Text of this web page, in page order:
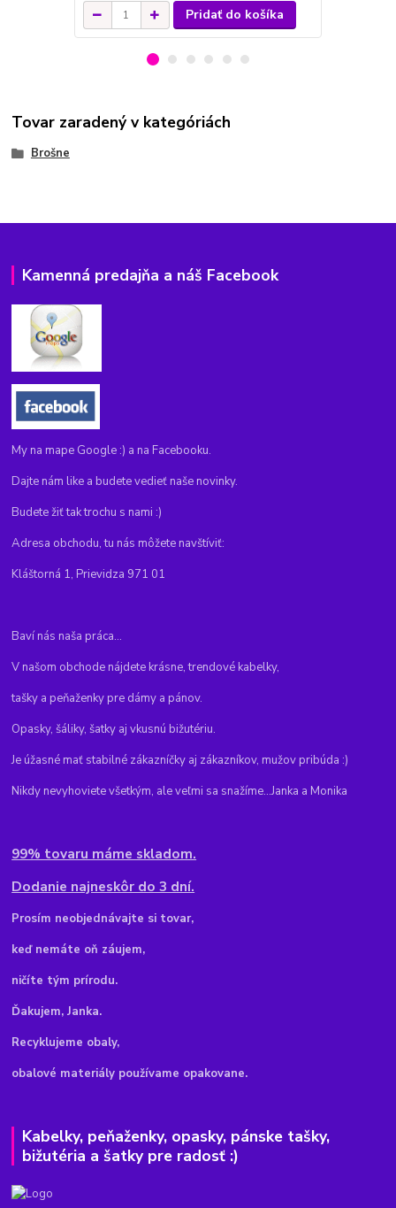
Pridať do košíka
Tovar zaradený v kategóriách
Brošne
Kamenná predajňa a náš Facebook
My na mape Google :) a na Facebooku.
Dajte nám like a budete vedieť naše novinky.
Budete žiť tak trochu s nami :)
Adresa obchodu, tu nás môžete navštíviť:
Kláštorná 1, Prievidza 971 01
Baví nás naša práca...
V našom obchode nájdete krásne, trendové kabelky,
tašky a peňaženky pre dámy a pánov.
Opasky, šáliky, šatky aj vkusnú bižutériu.
Je úžasné mať stabilné zákazníčky aj zákazníkov, mužov pribúda :)
Nikdy nevyhoviete všetkým, ale veľmi sa snažíme...Janka a Monika
99% tovaru máme skladom.
Dodanie najneskôr do 3 dní.
Prosím neobjednávajte si tovar,
keď nemáte oň záujem,
ničíte tým prírodu.
Ďakujem, Janka.
Recyklujeme obaly,
obalové materiály používame opakovane.
Kabelky, peňaženky, opasky, pánske tašky,
bižutéria a šatky pre radosť :)